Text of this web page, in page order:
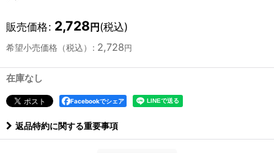
販売価格: 2,728円(税込)
希望小売価格（税込） : 2,728円
在庫なし
Facebookでシェア
返品特約に関する重要事項